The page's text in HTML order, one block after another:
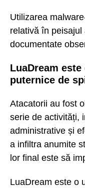
Utilizarea
relativă în peisajul
documentate
LuaDream
puternice de
Atacatorii au fost
serie de activități,
administrative și
a infiltra anumite
lor final este să
LuaDream este o